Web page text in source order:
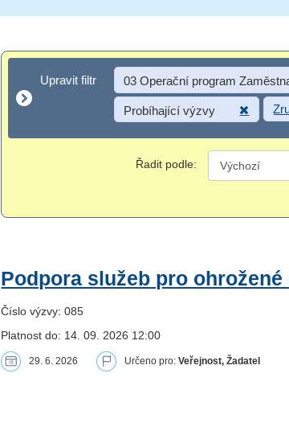
Upravit filtr
Upravit filtr 03 Operační program
Probíhající výzvy
Řadit podle:
Podpora služeb pro
Číslo výzvy: 085
Platnost do: 14. 09. 2026 12:00
29. 6. 2026 Určeno pro:Veřejnost, Žadatel